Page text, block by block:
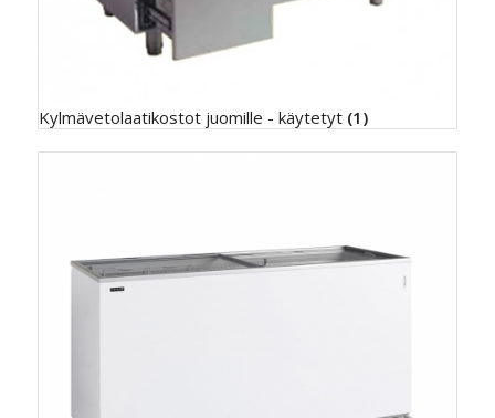
Kylmävetolaatikostot juomille - käytetyt (1)